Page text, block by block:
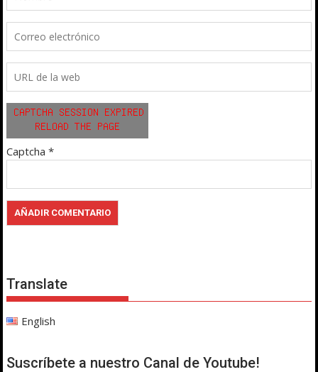
Captcha *
Translate
English
Suscríbete a nuestro Canal de Youtube!